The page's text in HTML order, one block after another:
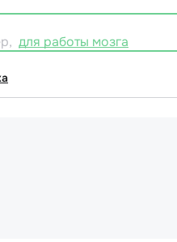
для работы мозга